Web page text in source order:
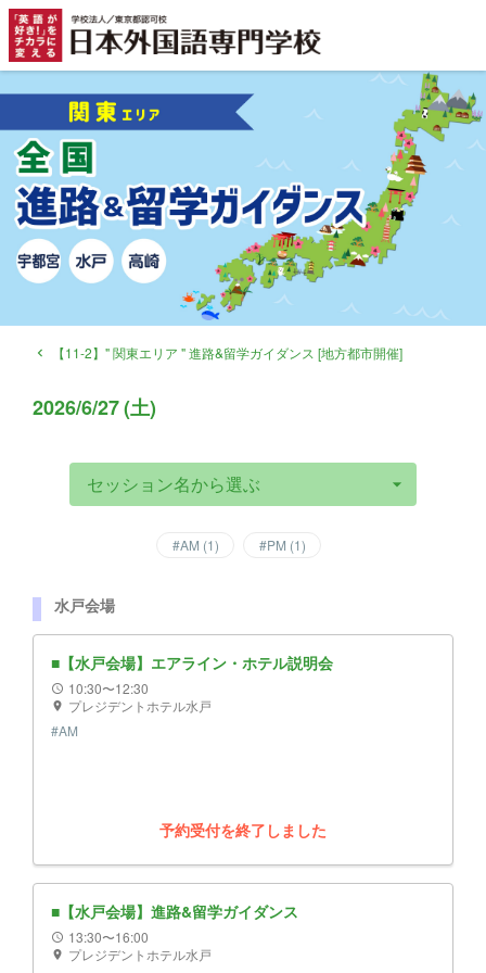
navigate_before 【11-2】" 関東エリア " 進路&留学ガイダンス [地方都市開催]
2026/6/27(土)
セッション名から選ぶ arrow_drop_down
#AM (1) #PM (1)
水戸会場
■【水戸会場】エアライン・ホテル説明会
schedule 10:30〜12:30
location_on プレジデントホテル水戸
#AM
予約受付を終了しました
■【水戸会場】進路&留学ガイダンス
schedule 13:30〜16:00
location_on プレジデントホテル水戸